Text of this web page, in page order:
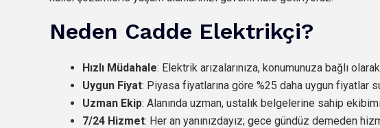
Neden Cadde Elektrikçi?
Hızlı Müdahale: Elektrik arızalarınıza, konumunuza bağlı
Uygun Fiyat: Piyasa fiyatlarına göre %25 daha uygun fiyatlar
Uzman Ekip: Alanında uzman, ustalık belgelerine sahip
7/24 Hizmet: Her an yanınızdayız; gece gündüz demeden